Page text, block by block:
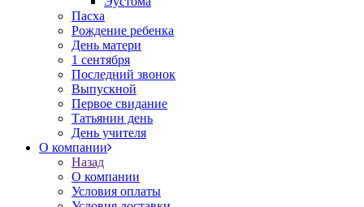
Пасха
Рождение ребенка
День матери
1 сентября
Последний звонок
Выпускной
Первое свидание
Татьянин день
День учителя
О компании
Назад
О компании
Условия оплаты